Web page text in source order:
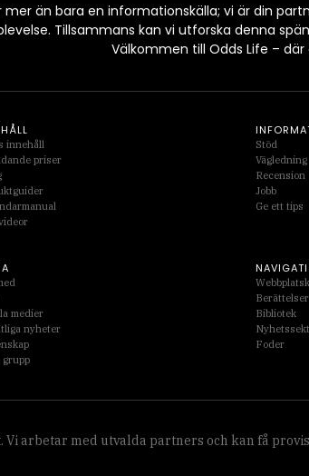
mer än bara en informationskälla; vi är din
Tillsammans kan vi utforska denna
Välkommen till Odds Life –
arbetar med utvalda partners och kan få
innehåll
priser
Stöd
Vägledning
Recension
Jobb
Ge ett tips
medier
nyheter
grupp
Berättelser
Bibliotek
Foder